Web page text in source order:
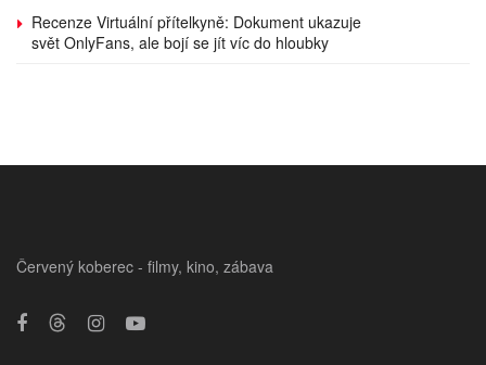
Recenze Virtuální přítelkyně: Dokument ukazuje
svět OnlyFans, ale bojí se jít víc do hloubky
Červený koberec - filmy, kino, zábava